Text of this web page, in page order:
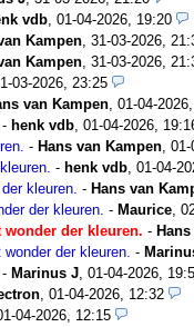
vdb, 01-04-2026, 19:20
Kampen, 31-03-2026,
Kampen, 31-03-2026,
03-2026, 23:25
van Kampen, 01-04-
- henk vdb, 01-04-2026,
- Hans van Kampen, 01-
- henk vdb, 01-04-
kleuren. - Hans van
der kleuren. - Maurice,
wonder der kleuren. -
wonder der kleuren. -
- Marinus J, 01-04-2026,
, 01-04-2026, 12:32
04-2026, 12:15